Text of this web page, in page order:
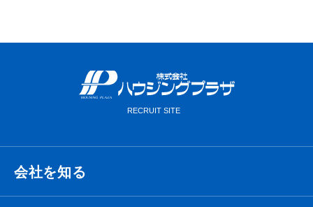
会社を知る